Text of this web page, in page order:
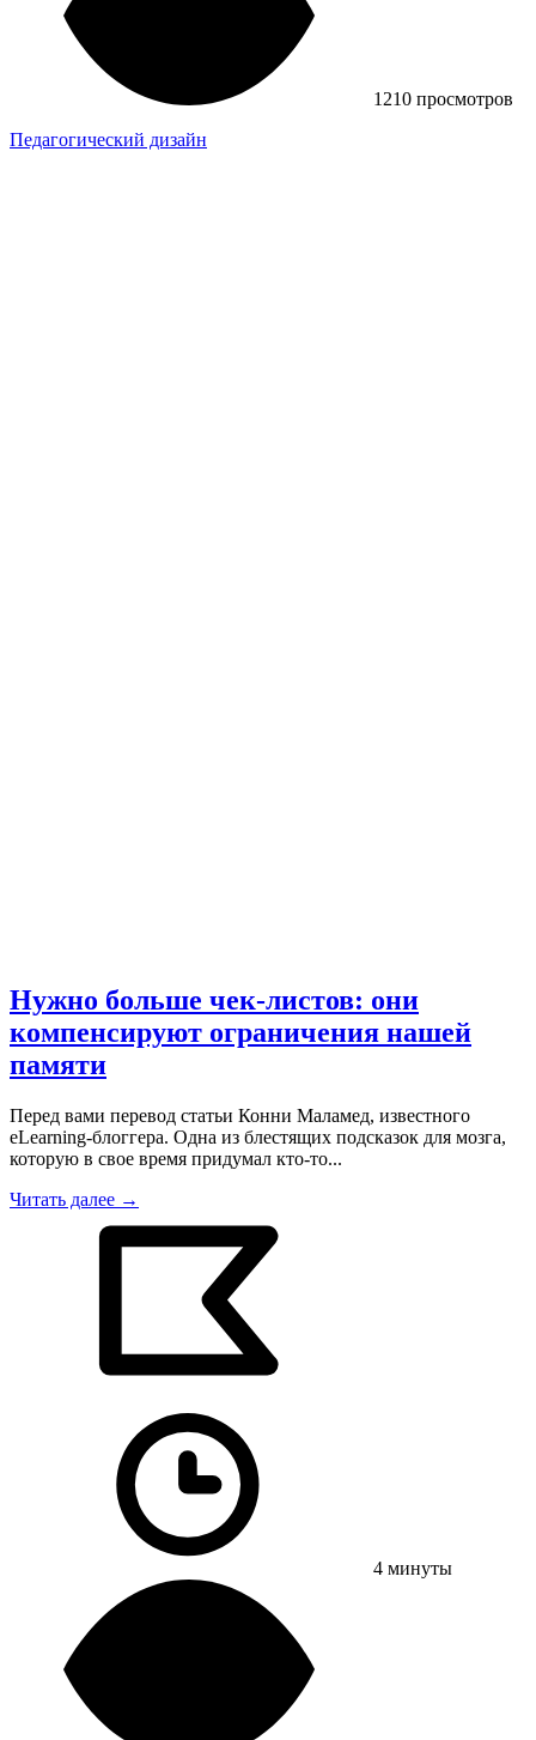
1210 просмотров
Педагогический дизайн
Нужно больше чек-листов: они
компенсируют ограничения нашей
памяти
Перед вами перевод статьи Конни Маламед, известного
eLearning-блоггера. Одна из блестящих подсказок для мозга,
которую в свое время придумал кто-то...
Читать далее →
4 минуты